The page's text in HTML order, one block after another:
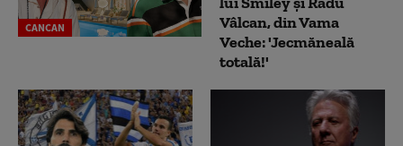
CANCAN
Vâlcan, din Vama
Veche: 'Jecmăneală
totală!'